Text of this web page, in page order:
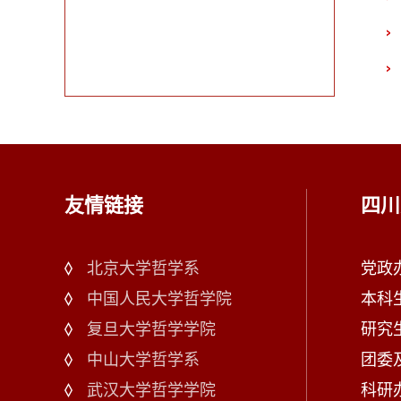
友情链接
北京大学哲学系
中国人民大学哲学院
复旦大学哲学学院
中山大学哲学系
武汉大学哲学学院
四
党政
本科
研究
团委
科研